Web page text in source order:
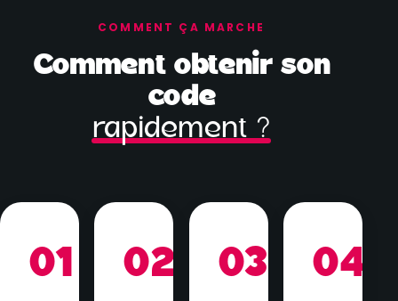
COMMENT ÇA MARCHE
Comment obtenir son
code
rapidement ?
01 02 03 04